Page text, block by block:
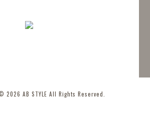
2026 AB STYLE All Rights Reserved.